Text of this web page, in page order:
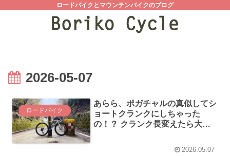
ロードバイクとマウンテンバイクのブログ
2026-05-07
ロードバイク
あらら、ポガチャルの真似してシ
ョートクランクにしちゃった
の！？ クランク長変えたら大変
2026.05.07